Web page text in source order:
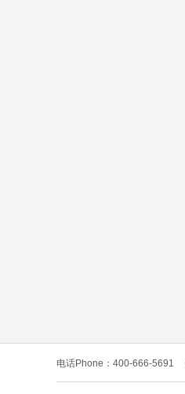
电话Phone：400-666-5691